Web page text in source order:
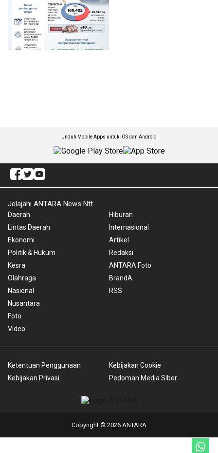
Unduh Mobile Apps untuk iOS dan Android
Jelajahi ANTARA News Ntt
Daerah
Lintas Daerah
Ekonomi
Politik & Hukum
Kesra
Olahraga
Nasional
Nusantara
Foto
Video
Hiburan
Internasional
Artikel
Redaksi
ANTARA Foto
BrandA
RSS
Ketentuan Penggunaan
Kebijakan Privasi
Kebijakan Cookie
Pedoman Media Siber
Copyright © 2026 ANTARA